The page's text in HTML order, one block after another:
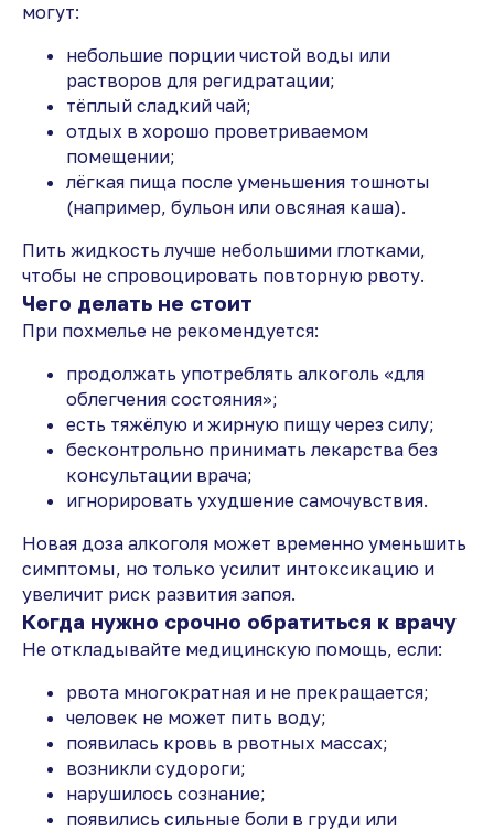
могут:
небольшие порции чистой воды или
растворов для регидратации;
тёплый сладкий чай;
отдых в хорошо проветриваемом
помещении;
лёгкая пища после уменьшения тошноты
(например, бульон или овсяная каша).
Пить жидкость лучше небольшими глотками,
чтобы не спровоцировать повторную рвоту.
Чего делать не стоит
При похмелье не рекомендуется:
продолжать употреблять алкоголь «для
облегчения состояния»;
есть тяжёлую и жирную пищу через силу;
бесконтрольно принимать лекарства без
консультации врача;
игнорировать ухудшение самочувствия.
Новая доза алкоголя может временно уменьшить
симптомы, но только усилит интоксикацию и
увеличит риск развития запоя.
Когда нужно срочно обратиться к врачу
Не откладывайте медицинскую помощь, если:
рвота многократная и не прекращается;
человек не может пить воду;
появилась кровь в рвотных массах;
возникли судороги;
нарушилось сознание;
появились сильные боли в груди или